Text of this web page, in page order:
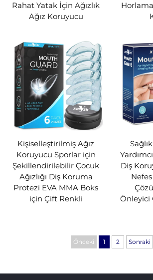
Rahat Yatak İçin Ağızlık
Ağız Koruyucu
Kişiselleştirilmiş Ağız
Koruyucu Sporlar için
Şekillendirilebilir Çocuk
Ağızlığı Diş Koruma
Protezi EVA MMA Boks
için Çift Renkli
Diş
Önleyici
Önceki 1 2 Sonraki